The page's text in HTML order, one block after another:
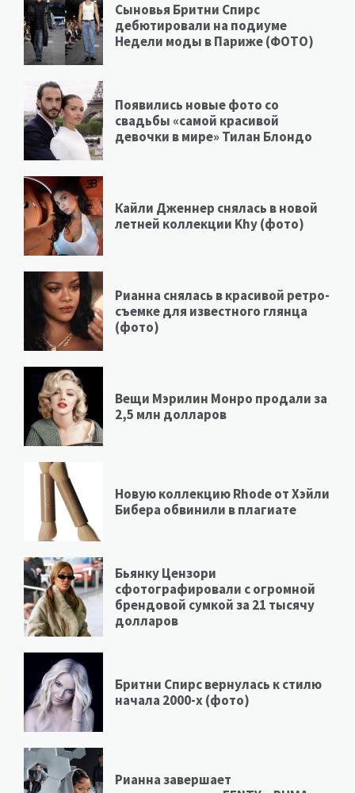
Сыновья Бритни Спирс
дебютировали на подиуме
Недели моды в Париже (ФОТО)
Появились новые фото со
свадьбы «самой красивой
девочки в мире» Тилан Блондо
Кайли Дженнер снялась в новой
летней коллекции Khy (фото)
Рианна снялась в красивой ретро-
съемке для известного глянца
(фото)
Вещи Мэрилин Монро продали за
2,5 млн долларов
Новую коллекцию Rhode от Хэйли
Бибера обвинили в плагиате
Бьянку Цензори
сфотографировали с огромной
брендовой сумкой за 21 тысячу
долларов
Бритни Спирс вернулась к стилю
начала 2000-х (фото)
Рианна завершает